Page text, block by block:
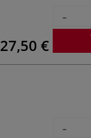
27,50 €
-
-